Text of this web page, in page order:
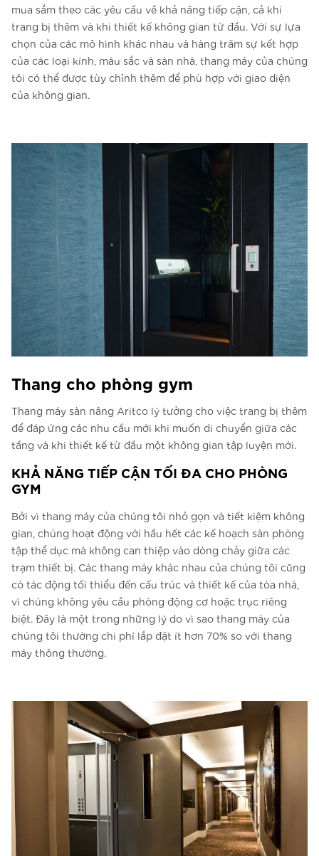
mua sắm theo các yêu cầu về khả năng tiếp cận, cả khi
trang bị thêm và khi thiết kế không gian từ đầu. Với sự lựa
chọn của các mô hình khác nhau và hàng trăm sự kết hợp
của các loại kính, màu sắc và sàn nhà, thang máy của chúng
tôi có thể được tùy chỉnh thêm để phù hợp với giao diện
của không gian.
Thang cho phòng gym
Thang máy sàn nâng Aritco lý tưởng cho việc trang bị thêm
để đáp ứng các nhu cầu mới khi muốn di chuyển giữa các
tầng và khi thiết kế từ đầu một không gian tập luyện mới.
KHẢ NĂNG TIẾP CẬN TỐI ĐA CHO PHÒNG
GYM
Bởi vì thang máy của chúng tôi nhỏ gọn và tiết kiệm không
gian, chúng hoạt động với hầu hết các kế hoạch sàn phòng
tập thể dục mà không can thiệp vào dòng chảy giữa các
trạm thiết bị. Các thang máy khác nhau của chúng tôi cũng
có tác động tối thiểu đến cấu trúc và thiết kế của tòa nhà,
vì chúng không yêu cầu phòng động cơ hoặc trục riêng
biệt. Đây là một trong những lý do vì sao thang máy của
chúng tôi thường chi phí lắp đặt ít hơn 70% so với thang
máy thông thường.